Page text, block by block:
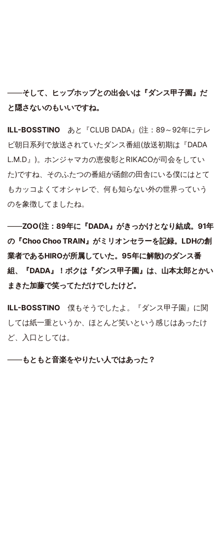
――そして、ヒップホップとの出会いは『ダンス甲子園』だ
と隠さないのもいいですね。
ILL-BOSSTINO あと『CLUB DADA』(注：89～92年にテレ
ビ朝日系列で放送されていたダンス番組(放送初期は『DADA
L.M.D』)。ホンジャマカの恵俊彰とRIKACOが司会をしてい
た)ですね、そのふたつの番組が函館の田舎にいる僕にはとて
もカッコよくてオシャレで、何も知らない外の世界っていう
のを象徴してましたね。
――ZOO(注：89年に『DADA』がきっかけとなり結成。91年
の『Choo Choo TRAIN』がミリオンセラーを記録。LDHの創
業者であるHIROが所属していた。95年に解散)のダンス番
組、『DADA』！ボクは『ダンス甲子園』は、山本太郎とかい
まきた加藤で笑ってただけでしたけど。
ILL-BOSSTINO 僕もそうでしたよ。『ダンス甲子園』に関
しては紙一重というか、ほとんど笑いという感じはあったけ
ど、入口としては。
――もともと音楽をやりたい人ではあった？